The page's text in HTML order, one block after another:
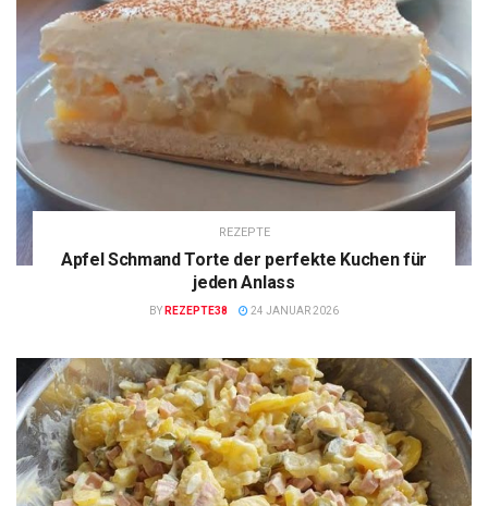
REZEPTE
Apfel Schmand Torte der perfekte Kuchen für
jeden Anlass
BY REZEPTE38 24 JANUAR 2026